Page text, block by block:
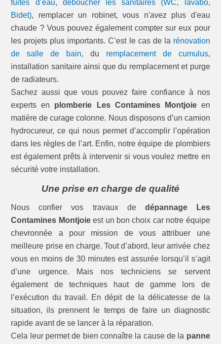
fuites d’eau, déboucher les sanitaires (WC, lavabo,
Bidet), remplacer un robinet, vous n'avez plus d'eau
chaude ? Vous pouvez également compter sur eux pour
les projets plus importants. C’est le cas de la rénovation
de salle de bain, du remplacement de cumulus,
installation sanitaire ainsi que du remplacement et purge
de radiateurs.
Sachez aussi que vous pouvez faire confiance à nos
experts en plomberie Les Contamines Montjoieen
matière de curage colonne. Nous disposons d’un camion
hydrocureur, ce qui nous permet d’accomplir l’opération
dans les règles de l’art. Enfin, notre équipe de plombiers
est également prêts à intervenir si vous voulez mettre en
sécurité votre installation.
Une prise en charge de qualité
Nous confier vos travaux de dépannage Les
Contamines Montjoieest un bon choix car notre équipe
chevronnée a pour mission de vous attribuer une
meilleure prise en charge. Tout d’abord, leur arrivée chez
vous en moins de 30 minutes est assurée lorsqu’il s’agit
d’une urgence. Mais nos techniciens se servent
également de techniques haut de gamme lors de
l’exécution du travail. En dépit de la délicatesse de la
situation, ils prennent le temps de faire un diagnostic
rapide avant de se lancer à la réparation.
Cela leur permet de bien connaître la cause de la panne